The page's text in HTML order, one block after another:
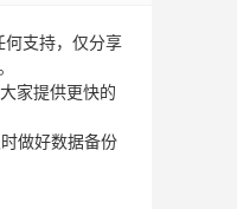
何支持，仅分享
家提供更快的
做好数据备份